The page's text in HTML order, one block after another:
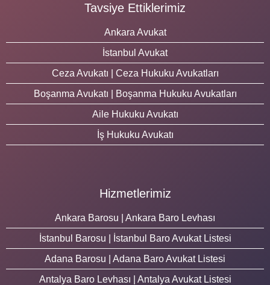
Tavsiye Ettiklerimiz
Ankara Avukat
İstanbul Avukat
Ceza Avukatı | Ceza Hukuku Avukatları
Boşanma Avukatı | Boşanma Hukuku Avukatları
Aile Hukuku Avukatı
İş Hukuku Avukatı
Hizmetlerimiz
Ankara Barosu | Ankara Baro Levhası
İstanbul Barosu | İstanbul Baro Avukat Listesi
Adana Barosu | Adana Baro Avukat Listesi
Antalya Baro Levhası | Antalya Avukat Listesi